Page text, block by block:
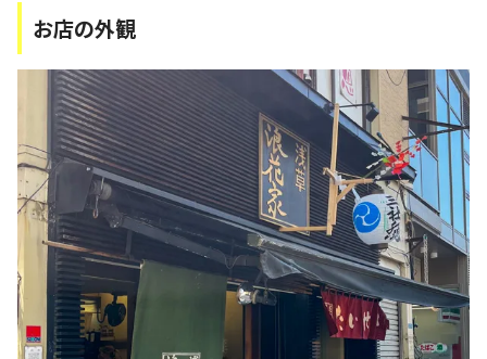
お店の外観